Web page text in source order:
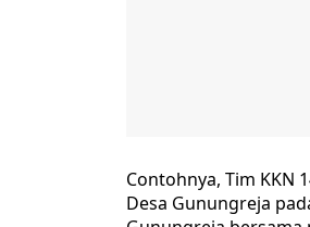
Contohnya, Tim KKN
Desa Gunungreja